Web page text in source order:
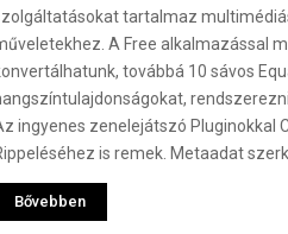
tartalmaz
A Free alkalmazással
továbbá 10 sávos
ingyenes zenelejátszó Pluginokkal
is remek. Metaadat
Bővebben